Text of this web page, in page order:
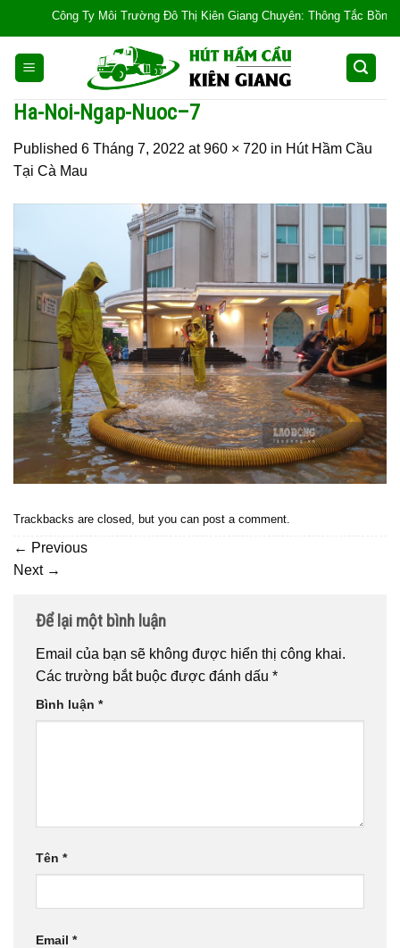
content
Công Ty Môi Trường Đô Thị Kiên Giang Chuyên: Thông Tắc Bồn
Ha-Noi-Ngap-Nuoc–7
Published 6 Tháng 7, 2022 at960 × 720 in Hút Hầm Cầu
Tại Cà Mau
Trackbacks are closed, but you can post a comment
← Previous
Next →
Để lại một bình luận
Email của bạn sẽ không được hiển thị công khai.
Các trường bắt buộc được đánh dấu *
Bình luận *
Tên *
Email *